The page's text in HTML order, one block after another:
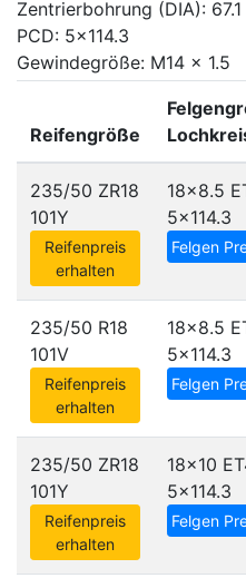
Zentrierbohrung (DIA): 67.1
PCD: 5x114.3
Gewindegröße: M14 x 1.5
Reifengröße
235/50 ZR18
101Y
Reifenpreis
erhalten
18x8.5
5x114.3
Felgen
235/50 R18
101V
Reifenpreis
erhalten
18x8.5
5x114.3
Felgen
235/50 ZR18
101Y
Reifenpreis
erhalten
18x10
5x114.3
Felgen